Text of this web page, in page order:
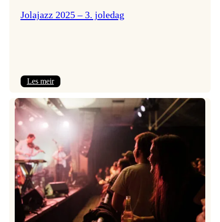
Jolajazz 2025 – 3. joledag
Les meir:
2025
–
joledag